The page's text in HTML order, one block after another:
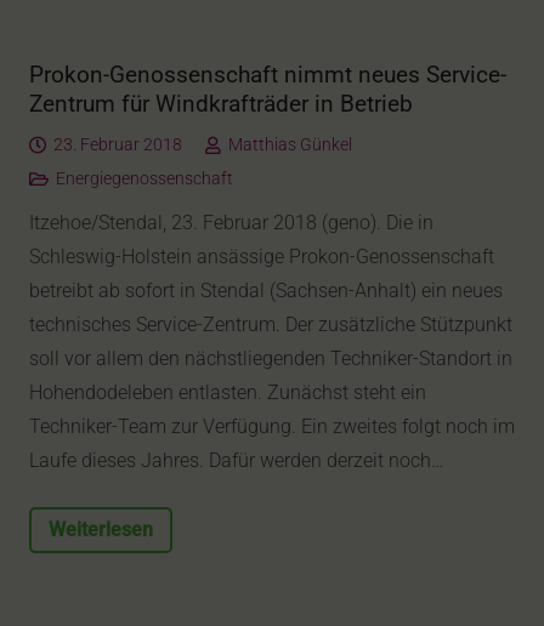
Prokon-Genossenschaft nimmt neues Service-
Zentrum für Windkrafträder in Betrieb
23. Februar 2018
Matthias Günkel
Energiegenossenschaft
Itzehoe/Stendal, 23. Februar 2018 (geno). Die in
Schleswig-Holstein ansässige Prokon-Genossenschaft
betreibt ab sofort in Stendal (Sachsen-Anhalt) ein neues
technisches Service-Zentrum. Der zusätzliche Stützpunkt
soll vor allem den nächstliegenden Techniker-Standort in
Hohendodeleben entlasten. Zunächst steht ein
Techniker-Team zur Verfügung. Ein zweites folgt noch im
Laufe dieses Jahres. Dafür werden derzeit noch…
Weiterlesen